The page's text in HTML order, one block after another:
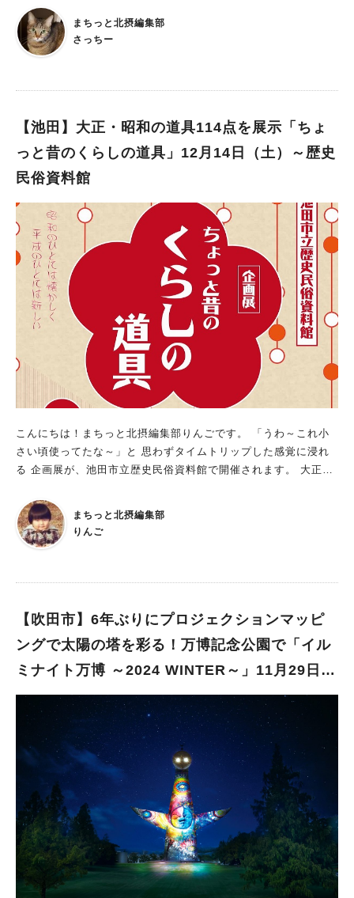
作品が集まりますよ！ 4日間で55店舗が集結！クリスマスや年始
に向けた作品も “ラウレア”はハワイ語で“しあわせ”という意味
で、 大阪・中津や箕面などで開催されている「ラウレアマルシ
ぞろい。 今回はイタリアのフレンツェから参加されるクリエイ
ムも登場するみたい！ ボールペン作りやアロマワークショッ
プ、 占いやリラクゼーションもあったりと楽しみ方もいろい
コーヒーなど ひと休憩しながらマルシェを楽しめるのも嬉しい
ですね！ 2店舗購入で素敵なプレゼントもあるみたいですよ！
（数に限りあり） 「ホリデーシーズンを前に、ハンドメイドク
リエイターを中心に4日間で55店舗が集まりました。 素晴らしい
クリエイターの作品をお手にとっていただき、また飲食ではテイ
クアウト出来る商品も揃っております。 可愛い、癒し、ワーク
ショップ、美味しいなどがギュッと詰まったマルシェへ、 箕面
観光の際にも是非お立ち寄りくださいませ」（イベント主催者よ
り） ▼イベントの詳細は「ラウレアマルシェ」のインスタグラ
ムでチェック！ この投稿をInstagramで見る ラウレアマルシ
ェ(@laulea_marche)がシェアした投稿
まちっと北摂編集部
さっちー
【池田】大正・昭和の道具114点を展示「ちょ
っと昔のくらしの道具」12月14日（土）～歴史
民俗資料館
こんにちは！まちっと北摂編集部りんごです。 「うわ～これ小
さい頃使ってたな～」と 思わずタイムトリップした感覚に浸れ
る 企画展が、池田市立歴史民俗資料館で開催されます。 大正・
は、「ちょっと昔のくらしの道具」。 大正・昭和時代に使われ
ていた 「衣」「食」「住」「娯」「農」に関する道具を114点展
示。 昭和生まれのりんご世代には懐かしく、 子どもたちには、
後、 実施にふれる体験を行います（要申し込み。申し込みは同
（土）午後2時～2時45分には 歴史民俗資料館展示室で「展示解
説」を実施。 学芸員が展示の見どころを解説します。※申し込
立ち寄ってみてくださいね。
まちっと北摂編集部
りんご
【吹田市】6年ぶりにプロジェクションマッピ
ングで太陽の塔を彩る！万博記念公園で「イル
ミナイト万博 ～2024 WINTER～」11月29日
（金）～開催